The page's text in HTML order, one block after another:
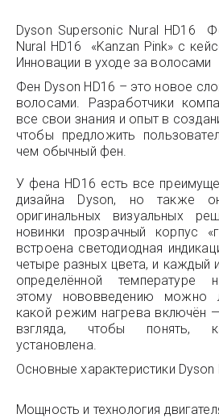
Dyson Supersonic Nural HD16
Nural HD16 «Kanzan Pink» с
Инновации в уходе за волосами
Фен Dyson HD16 – это новое
волосами. Разработчики
все свои знания и опыт в
чтобы предложить
чем обычный фен.
У фена HD16 есть все
дизайна Dyson, но также
оригинальных визуальных
новинки прозрачный корпус
встроена светодиодная
четыре разных цвета, и каждый
определённой температуре
этому нововведению можно
какой режим нагрева включён
взгляда, чтобы понять,
установлена.
Основные характеристики Dyson
Мощность и технология